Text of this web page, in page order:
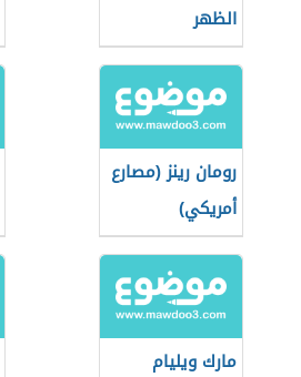
الظهر
رومان رينز (مصارع
أمريكي)
مارك ويليام